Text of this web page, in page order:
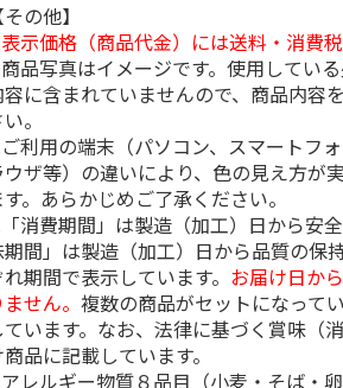
その他】
表示価格（商品代金）には送料・消費税
品写真はイメージです。使用してい
容に含まれていませんので、商品内容
。
利用の端末（パソコン、スマートフ
ウザ等）の違いにより、色の見え方が
す。あらかじめご了承ください。
消費期間」は製造（加工）日から安
期間」は製造（加工）日から品質の保
期間で表示しています。 お届け日か
ません。複数の商品がセットになって
ています。なお、法律に基づく賞味（
商品に記載しています。
レルギー物質８品目（小麦・そば・